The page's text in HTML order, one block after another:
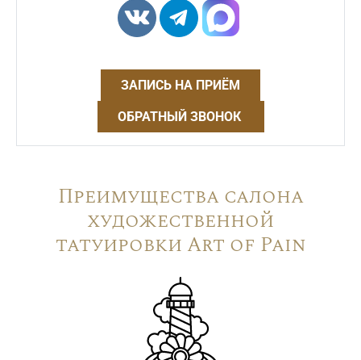
ЗАПИСЬ НА ПРИЁМ
ОБРАТНЫЙ ЗВОНОК
Преимущества салона
художественной
татуировки Art of Pain